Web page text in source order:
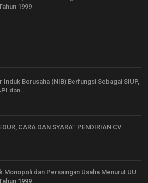
1999
Induk Berusaha (NIB) Berfungsi Sebagai SIUP,
dan…
CARA DAN SYARAT PENDIRIAN CV
Monopoli dan Persaingan Usaha Menurut UU
1999